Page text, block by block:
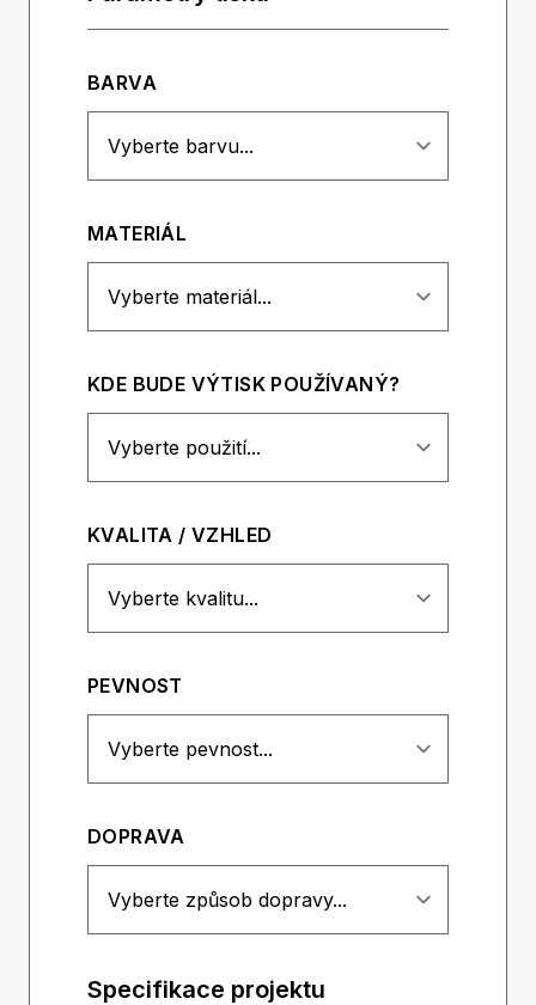
BARVA
MATERIÁL
KDE BUDE VÝTISK POUŽÍVANÝ?
KVALITA / VZHLED
PEVNOST
DOPRAVA
Specifikace projektu